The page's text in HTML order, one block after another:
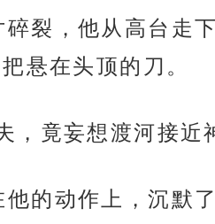
碎裂，他从高台走
悬在头顶的刀。
，竟妄想渡河接近
的动作上，沉默